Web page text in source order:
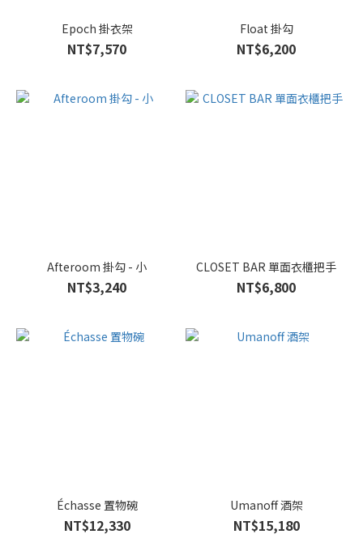
Epoch 掛衣架
NT$7,570
Float 掛勾
NT$6,200
Afteroom 掛勾 - 小
NT$3,240
CLOSET BAR 單面衣櫃把手
NT$6,800
Échasse 置物碗
NT$12,330
Umanoff 酒架
NT$15,180